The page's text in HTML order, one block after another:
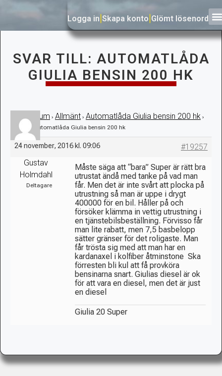
Logga in Skapa konto Glömt lösenord
SVAR TILL: AUTOMATLÅDA
GIULIA BENSIN 200 HK
› Forum › Allmänt › Automatlåda Giulia bensin 200 hk ›
Svar till: Automatlåda Giulia bensin 200 hk
24 november, 2016 kl. 09:06
#19257
Gustav
Holmdahl
Deltagare
Måste säga att “bara” Super är rätt bra
utrustat ändå med tanke på vad man
får. Men det är inte svårt att plocka på
utrustning så man är uppe i drygt
400000 för en bil. Håller på och
försöker klämma in vettig utrustning i
en tjänstebilsbeställning. Förvisso får
man lite rabatt, men 7,5 basbelopp
sätter gränser för det roligaste. Man
får trösta sig med att man har en
kardanaxel i kolfiber åtminstone Ska
förresten bli kul att få provköra
bensinarna snart. Giulias diesel är ok
för att vara en diesel, men det är just
en diesel
Giulia 20 Super